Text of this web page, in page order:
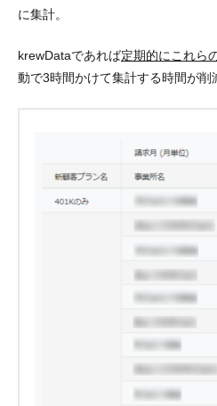
に集計。
krewDataであれば定期的にこれら
動で3時間かけて集計する時間が削